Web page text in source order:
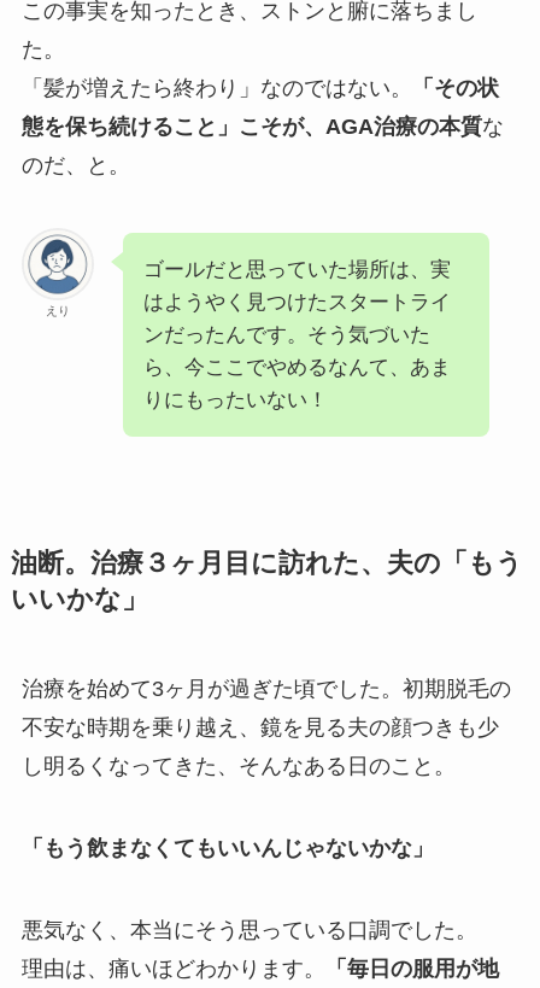
この事実を知ったとき、ストンと腑に落ちまし
た。
「髪が増えたら終わり」なのではない。
「その状
態を保ち続けること」こそが、AGA治療の本質な
のだ、と。
えり
ゴールだと思っていた場所は、実
はようやく見つけたスタートライ
ンだったんです。そう気づいた
ら、今ここでやめるなんて、あま
りにもったいない！
油断。治療３ヶ月目に訪れた、夫の「もう
いいかな」
治療を始めて3ヶ月が過ぎた頃でした。初期脱毛の
不安な時期を乗り越え、鏡を見る夫の顔つきも少
し明るくなってきた、そんなある日のこと。
「もう飲まなくてもいいんじゃないかな」
悪気なく、本当にそう思っている口調でした。
理由は、痛いほどわかります。
「毎日の服用が地